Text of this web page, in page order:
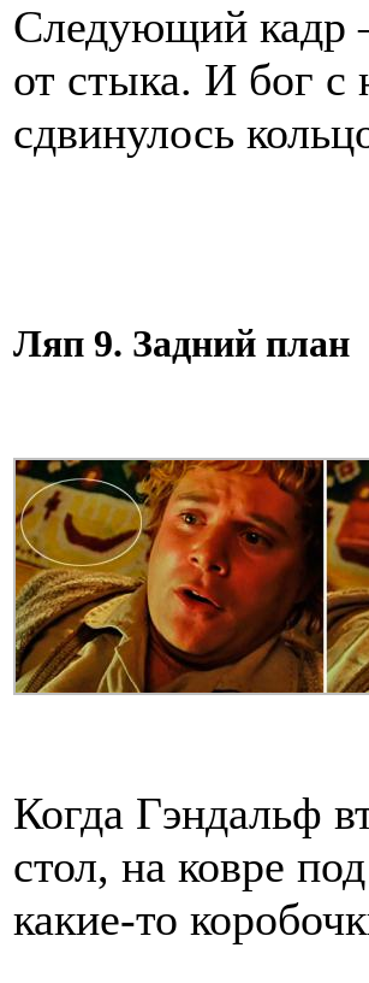
Следующий кадр
от стыка. И бог с
сдвинулось
Ляп 9. Задний план
Когда Гэндальф
стол, на ковре
какие-то